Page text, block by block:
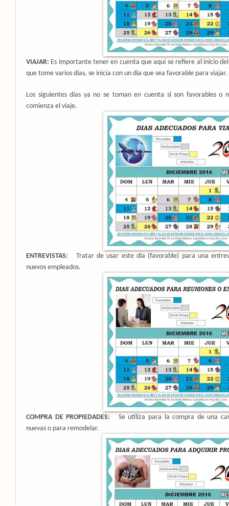
VIAJAR: Es importante tener en cuenta que aquí se refiere al inicio
que tome varios días, se inicia con un día que sea favorable para viajar.
Los siguientes días ya no se toman en cuenta si son favorables o
comienza el viaje.
ENTREVISTAS:
Tratar de usar este día (favorable) para una
nuevos empleados.
COMPRA DE PROPIEDADES:
Se utiliza para la compra de una
nuevas o para remodelar.